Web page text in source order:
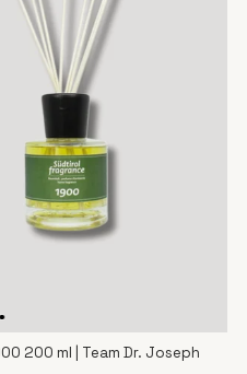
200 ml | Team Dr. Joseph